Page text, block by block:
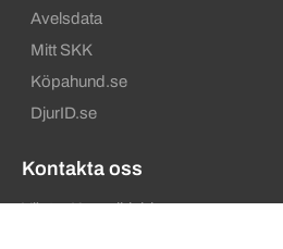
Avelsdata
Mitt SKK
Köpahund.se
DjurID.se
Kontakta oss
Västra Kennelklubben